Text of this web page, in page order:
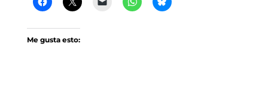
Me gusta esto: